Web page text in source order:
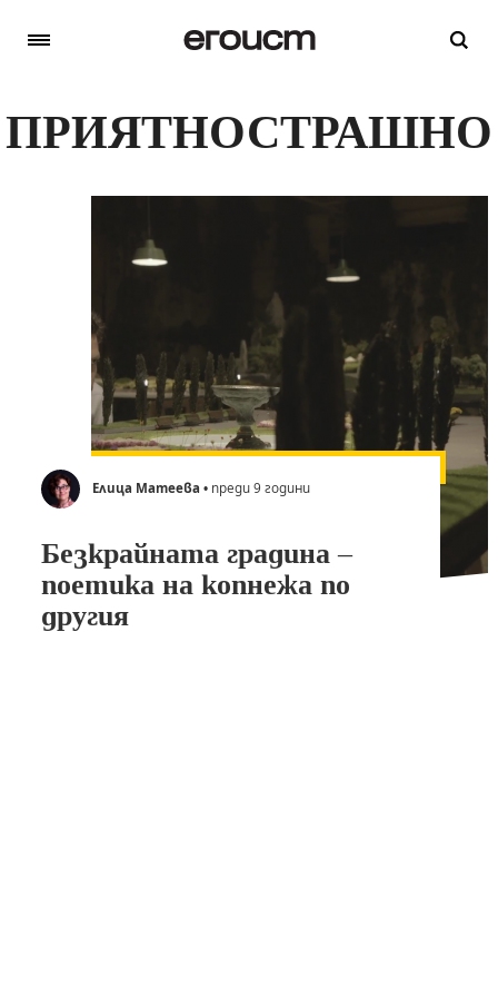
ПРИЯТНОСТРАШНО
Елица Матеева • преди 9 години
Безкрайната градина –
поетика на копнежа по
другия